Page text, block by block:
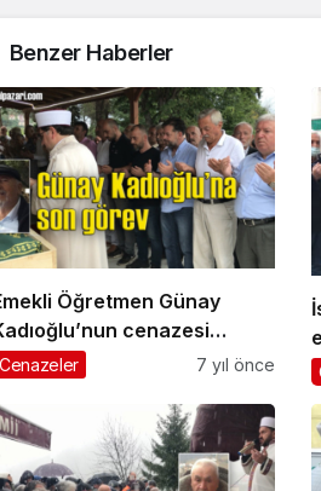
Benzer Haberler
Öğretmen Günay
cenazesi
toprağa
Cenazeler 7 yıl önce